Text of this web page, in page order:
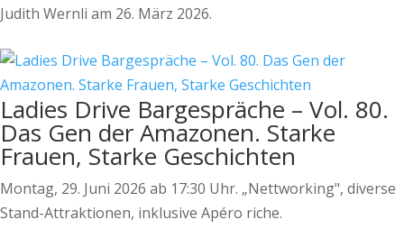
Judith Wernli am 26. März 2026.
Ladies Drive Bargespräche – Vol. 80.
Das Gen der Amazonen. Starke
Frauen, Starke Geschichten
Montag, 29. Juni 2026 ab 17:30 Uhr. „Nettworking", diverse
Stand-Attraktionen, inklusive Apéro riche.